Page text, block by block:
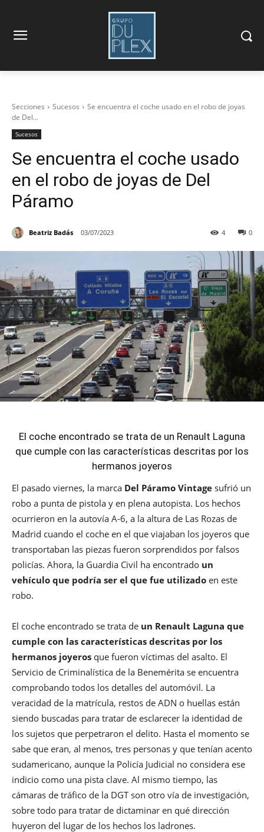
Secciones Sucesos
Se encuentra el coche usado en el robo de joyas
de Del...
Sucesos
Se encuentra el coche usado
en el robo de joyas de Del
Páramo
Beatriz Badás 03/07/2023 0
4
El coche encontrado se trata de un Renault Laguna
que cumple con las características descritas por los
hermanos joyeros
El pasado viernes, la marca Del Páramo Vintage sufrió un
robo a punta de pistola y en plena autopista. Los hechos
ocurrieron en la autovía A-6, a la altura de Las Rozas de
Madrid cuando el coche en el que viajaban los joyeros que
transportaban las piezas fueron sorprendidos por falsos
policías. Ahora, la Guardia Civil ha encontrado un
vehículo que podría ser el que fue utilizado en este
robo.
El coche encontrado se trata de un Renault Laguna que
cumple con las características descritas por los
hermanos joyeros que fueron víctimas del asalto. El
Servicio de Criminalística de la Benemérita se encuentra
comprobando todos los detalles del automóvil. La
veracidad de la matrícula, restos de ADN o huellas están
siendo buscadas para tratar de esclarecer la identidad de
los sujetos que perpetraron el delito. Hasta el momento se
sabe que eran, al menos, tres personas y que tenían acento
sudamericano, aunque la Policía Judicial no considera ese
indicio como una pista clave. Al mismo tiempo, las
cámaras de tráfico de la DGT son otro vía de investigación,
sobre todo para tratar de dictaminar en qué dirección
huyeron del lugar de los hechos los ladrones.